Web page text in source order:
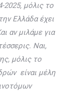
2025, μόλις το
Ελλάδα έχει
αν μιλάμε για
Ναι,
μόλις το
είναι μέλη